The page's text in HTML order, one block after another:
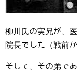
柳川氏の実兄が、
院長でした（戦前
そして、その弟で